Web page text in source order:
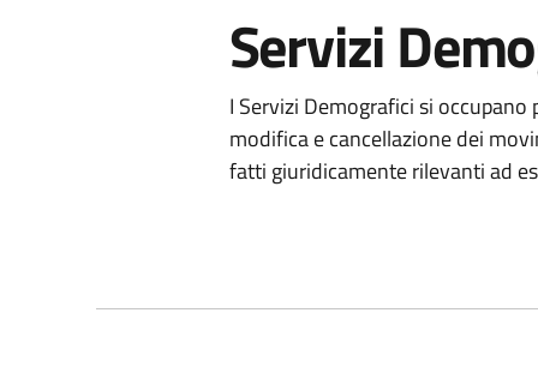
Servizi
I Servizi Demografici si
modifica e cancellazione dei
fatti giuridicamente rilevanti ad